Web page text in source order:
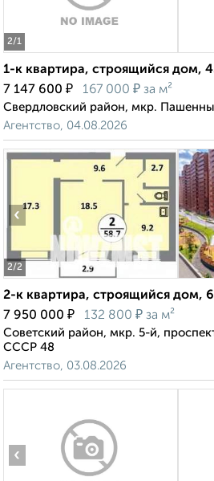
2/1
1-к квартира, строящийся дом,
7 147 600 ₽ 167 000 ₽ за м²
Свердловский район, мкр.
Агентство, 04.08.2026
2/2
‹
2-к квартира, строящийся дом,
7 950 000 ₽ 132 800 ₽ за м²
Советский район, мкр. 5-й,
СССР 48
Агентство, 03.08.2026
‹